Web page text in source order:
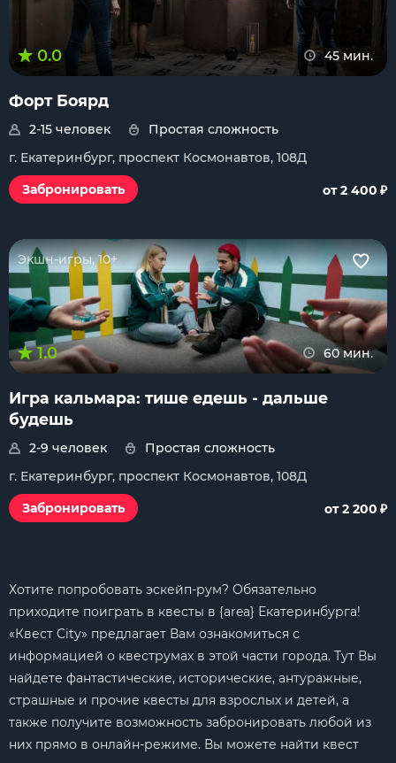
0.0 45 мин.
Форт Боярд
2-15 человек
Простая сложность
г. Екатеринбург, проспект Космонавтов, 108Д
Забронировать
от 2 400 ₽
Экшн-игры, 10+
1.0 60 мин.
Игра кальмара: тише едешь - дальше
будешь
2-9 человек
Простая сложность
г. Екатеринбург, проспект Космонавтов, 108Д
Забронировать
от 2 200 ₽
Хотите попробовать эскейп-рум? Обязательно
приходите поиграть в квесты в {area} Екатеринбурга!
«Квест City» предлагает Вам ознакомиться с
информацией о квеструмах в этой части города. Тут Вы
найдете фантастические, исторические, антуражные,
страшные и прочие квесты для взрослых и детей, а
также получите возможность забронировать любой из
них прямо в онлайн-режиме. Вы можете найти квест